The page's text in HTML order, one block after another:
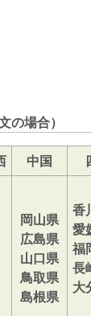
の場合）
中国
岡山県
広島県
山口県
鳥取県
島根県
香
愛
福
長
大